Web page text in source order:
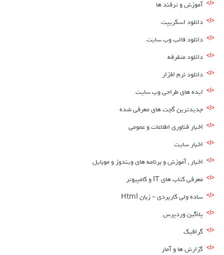
آموزش و ترفند ها
دانلود اسکریپت
دانلود قالب وب سایت
دانلود متفرقه
دانلود نرم افزار
ایده های طراحی وب سایت
جدیدترین گجت های معرفی شده
اخبار فناوری اطلاعات و عمومی
اخبار سایت
اخبار , آموزش و برنامه های ویندوز و موبایل
معرفی کتاب های IT و کامپیوتر
ساده ولی کاربردی – زبان Html
پلاگین وردپرس
گرافیک
گزارش ها و آمار